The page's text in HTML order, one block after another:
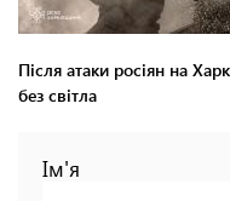
Після атаки росіян на
без світла
Ім'я